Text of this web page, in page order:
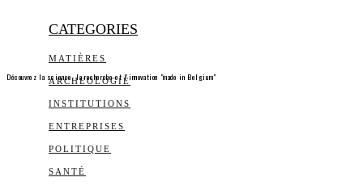
CATEGORIES
MATIÈRES
ARCHEOLOGIE
INSTITUTIONS
ENTREPRISES
POLITIQUE
SANTÉ
Découvrez la science, la recherche et l’innovation "made in Belgium"